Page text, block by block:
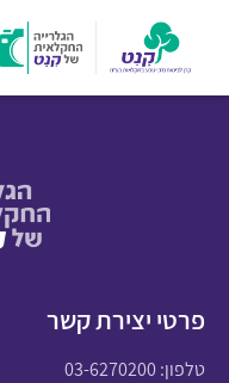
פרטי יצירת קשר
טלפון:03-6270200